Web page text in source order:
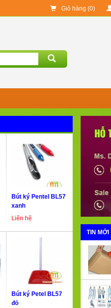
Giỏ hàng (0)
Bút ký Pentel BL57
xanh
Liên hệ
Bút ký Petel BL57
đỏ
TIN MỚI